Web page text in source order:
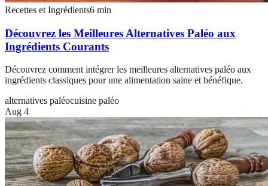
Recettes et Ingrédients6 min
Découvrez les Meilleures Alternatives Paléo aux
Ingrédients Courants
Découvrez comment intégrer les meilleures alternatives paléo aux
ingrédients classiques pour une alimentation saine et bénéfique.
alternatives paléocuisine paléo
Aug 4